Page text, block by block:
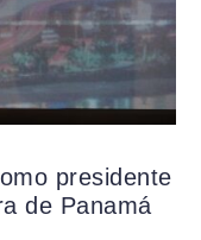
presidente
de Panamá